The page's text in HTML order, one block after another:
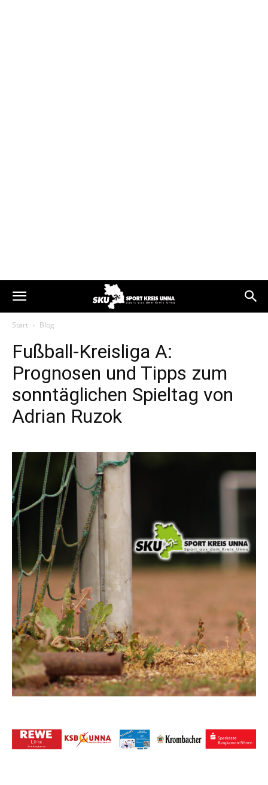
Start Blog
Fußball-Kreisliga A:
Prognosen und Tipps zum
sonntäglichen Spieltag von
Adrian Ruzok